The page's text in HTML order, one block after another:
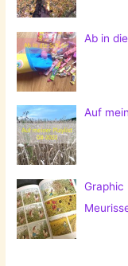
Ab in
Auf
Graphic